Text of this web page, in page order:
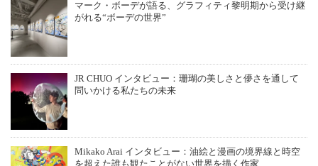
マーク・ボーデが語る、グラフィティ黎明期から受け継
がれる“ボーデの世界”
JR CHUO インタビュー：珊瑚の美しさと儚さを通して
問いかける私たちの未来
Mikako Arai インタビュー：油絵と漫画の境界線と時空